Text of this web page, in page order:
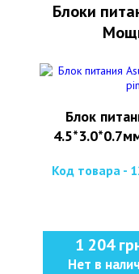
Блоки
Блок
Код товара -
1 204
Нет в